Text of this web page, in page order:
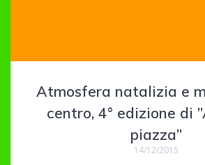
Atmosfera natalizia e
centro, 4° edizione di
piazza”
14/12/2015